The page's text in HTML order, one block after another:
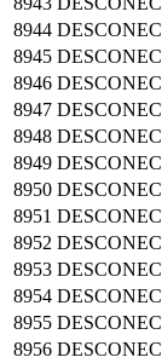
8944
8945
8946
8947
8948
8949
8950
8951
8952
8953
8954
8955
8956